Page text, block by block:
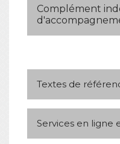
Complément
Textes de
Services en ligne